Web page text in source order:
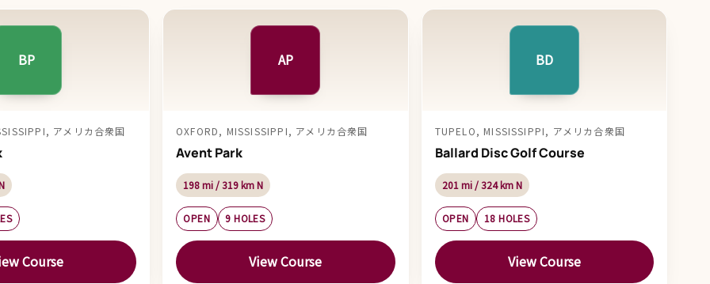
BP
アメリカ合衆国
Course
AP
OXFORD, MISSISSIPPI, アメリカ合衆国
Avent Park
198 mi / 319 km N
OPEN 9 HOLES
View Course
BD
TUPELO, MISSISSIPPI, アメリカ合衆国
Ballard Disc Golf Course
201 mi / 324 km N
OPEN 18 HOLES
View Course